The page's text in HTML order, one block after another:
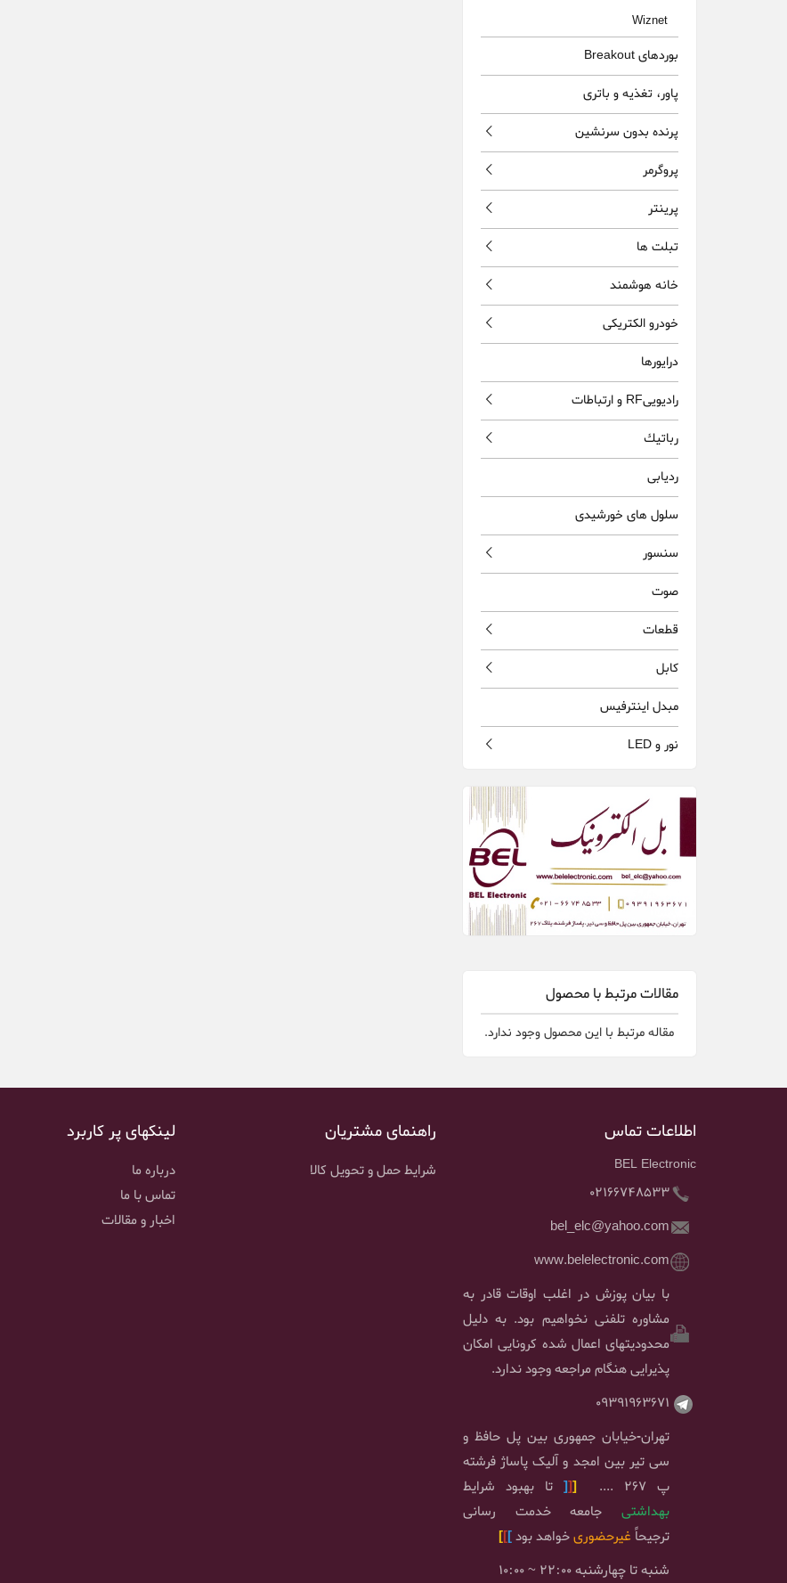
Wiznet
بوردهای Breakout
پاور، تغذيه و باتری
پرنده بدون سرنشين
پروگرمر
پرینتر
تبلت ها
خانه هوشمند
خودرو الکتریکی
درایورها
راديويیRF و ارتباطات
رباتيك
ردیابی
سلول های خورشیدی
سنسور
صوت
قطعات
كابل
مبدل اينترفيس
نور و LED
مقالات مرتبط با محصول
مقاله مرتبط با این محصول وجود ندارد.
اطلاعات تماس
BEL Electronic
02166748533
bel_elc@yahoo.com
www.belelectronic.com
با بیان پوزش در اغلب اوقات قادر به
مشاوره تلفنی نخواهیم بود. به دلیل
محدودیتهای اعمال شده کرونایی امکان
پذیرایی هنگام مراجعه وجود ندارد.
09391963671
تهران-خیابان جمهوری بین پل حافظ و
سی تیر بین امجد و آلیک پاساژ فرشته
پ 267 ....
[
[
[تا بهبود شرایط
بهداشتی جامعه خدمت رسانی
ترجیحاً غیرحضوریخواهد بود]
]
]
شنبه تا چهارشنبه 22:00 ~ 10:00
راهنمای مشتریان
شرایط حمل و تحویل کالا
لینکهای پر کاربرد
درباره ما
تماس با ما
اخبار و مقالات